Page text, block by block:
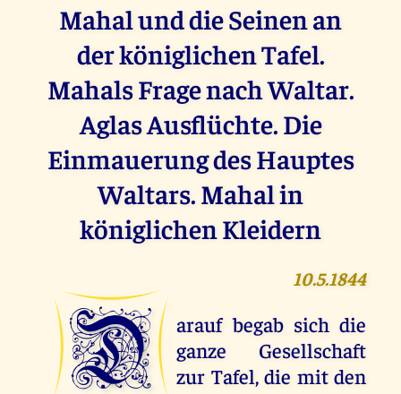
Mahal und die Seinen an
der königlichen Tafel.
Mahals Frage nach Waltar.
Aglas Ausflüchte. Die
Einmauerung des Hauptes
Waltars. Mahal in
königlichen Kleidern
10.5.1844
D
arauf begab sich die
ganze Gesellschaft
zur Tafel, die mit den